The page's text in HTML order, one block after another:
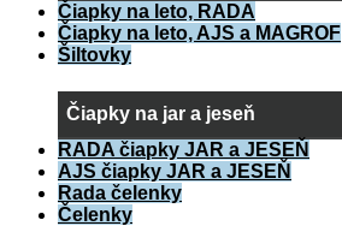
Čiapky na leto, RADA
Čiapky na leto, AJS a MAGROF
Šiltovky
Čiapky na jar a jeseň
RADA čiapky JAR a JESEŇ
AJS čiapky JAR a JESEŇ
Rada čelenky
Čelenky